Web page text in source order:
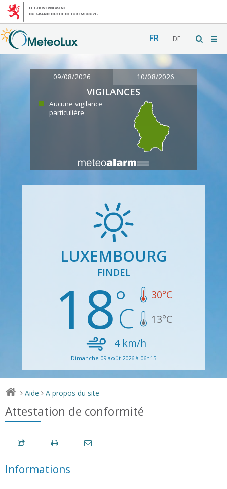
FR DE
09/08/2026 10/08/2026
VIGILANCES
Aucune vigilance
particulière
LUXEMBOURG
FINDEL
18 30°C
13°C
4 km/h
Dimanche 09 août 2026 à 06h15
> Aide > A propos du site
Attestation de conformité
Informations